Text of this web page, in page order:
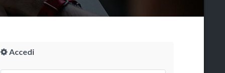
Accedi